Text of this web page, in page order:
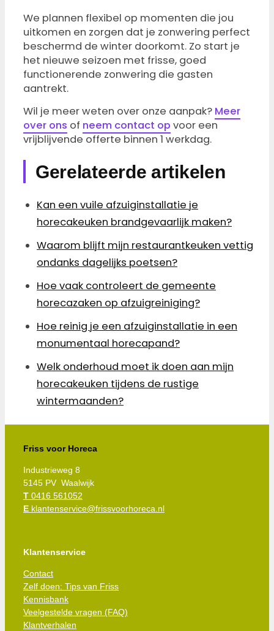
We plannen flexibel op momenten die jou
uitkomen en zorgen dat je zonwering perfect
beschermd de winter doorkomt. Zo start je
het nieuwe seizoen met frisse, goed
functionerende zonwering die gasten
aantrekt.
Wil je meer weten over onze aanpak? Meer
over ons of neem contact op voor een
vrijblijvende offerte binnen 1 werkdag.
Gerelateerde artikelen
Kan een vuile afzuiginstallatie je
horecakeuken brandgevaarlijk maken?
Waarom blijft mijn restaurantkeuken vettig
ondanks dagelijks poetsen?
Hoe vaak controleert de gemeente
horecazaken op afzuigreiniging?
Hoe reinig je een afzuiginstallatie in een
monumentaal horecapand?
Welk onderhoud moet ik doen aan mijn
horecakeuken tijdens de rustige
wintermaanden?
Friss voor Horeca
Industrieweg 8
5145 PV Waalwijk
T 0416 561052
E klantenservice@frissvoorhoreca.nl
Klantenservice
Contact
Zelf doen: Tips van Friss
Kennisbank
Veelgestelde vragen (FAQ)
Klantverhalen